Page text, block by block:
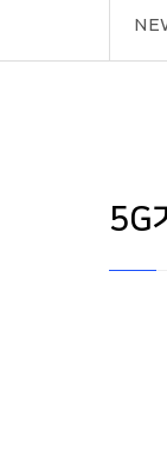
5G